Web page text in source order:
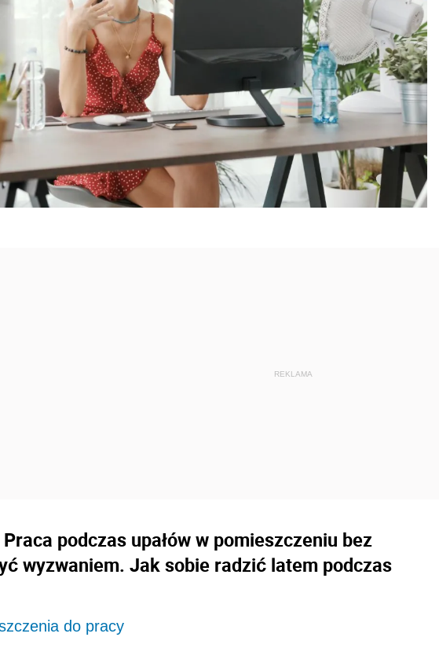
podczas upałów w pomieszczeniu bez
wyzwaniem. Jak sobie radzić latem podczas
do pracy